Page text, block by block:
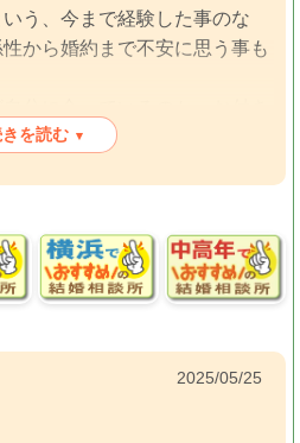
う、今まで経験した事のな
から婚約まで不安に思う事も
ように解消すべきなのか、ハ
ピーカムカム様のアドバイザ
、干渉しすぎない姿勢も自分
たです。
を読む ▾
2025/05/25